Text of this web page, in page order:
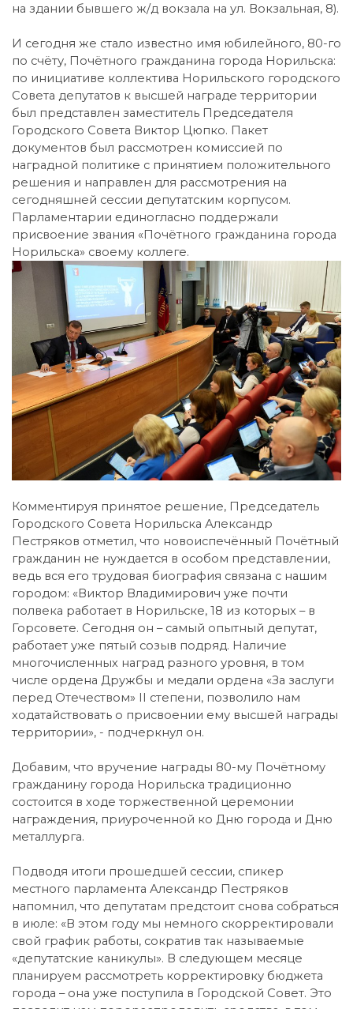
на здании бывшего ж/д вокзала на ул. Вокзальная, 8).
И сегодня же стало известно имя юбилейного, 80-го
по счёту, Почётного гражданина города Норильска:
по инициативе коллектива Норильского городского
Совета депутатов к высшей награде территории
был представлен заместитель Председателя
Городского Совета Виктор Цюпко. Пакет
документов был рассмотрен комиссией по
наградной политике с принятием положительного
решения и направлен для рассмотрения на
сегодняшней сессии депутатским корпусом.
Парламентарии единогласно поддержали
присвоение звания «Почётного гражданина города
Норильска» своему коллеге.
Комментируя принятое решение, Председатель
Городского Совета Норильска Александр
Пестряков отметил, что новоиспечённый Почётный
гражданин не нуждается в особом представлении,
ведь вся его трудовая биография связана с нашим
городом: «Виктор Владимирович уже почти
полвека работает в Норильске, 18 из которых – в
Горсовете. Сегодня он – самый опытный депутат,
работает уже пятый созыв подряд. Наличие
многочисленных наград разного уровня, в том
числе ордена Дружбы и медали ордена «За заслуги
перед Отечеством» II степени, позволило нам
ходатайствовать о присвоении ему высшей награды
территории», - подчеркнул он.
Добавим, что вручение награды 80-му Почётному
гражданину города Норильска традиционно
состоится в ходе торжественной церемонии
награждения, приуроченной ко Дню города и Дню
металлурга.
Подводя итоги прошедшей сессии, спикер
местного парламента Александр Пестряков
напомнил, что депутатам предстоит снова собраться
в июле: «В этом году мы немного скорректировали
свой график работы, сократив так называемые
«депутатские каникулы». В следующем месяце
планируем рассмотреть корректировку бюджета
города – она уже поступила в Городской Совет. Это